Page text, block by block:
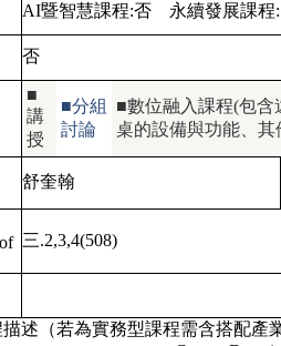
AI暨智慧課程:否 永續發展課
否
■
講
授
■分組
討論
■數位融入課程(包含
桌的設備與功能、
舒奎翰
三.2,3,4(508)
述（若為實務型課程需含搭配產